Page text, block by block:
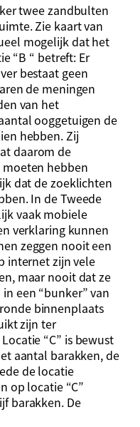
twee zandbulten
Zie kaart van
mogelijk dat het
“B “ betreft: Er
bestaat geen
de meningen
van het
ooggetuigen de
hebben. Zij
daarom de
hebben
dat de zoeklichten
In de Tweede
vaak mobiele
verklaring kunnen
zeggen nooit een
internet zijn vele
maar nooit dat ze
een “bunker” van
binnenplaats
zijn ter
“C” is bewust
aantal barakken, de
de locatie
op locatie “C”
barakken. De